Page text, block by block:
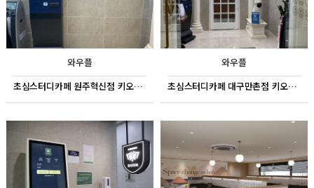
와우플
초심스터디카페 원주혁신점 키오스크
와우플
초심스터디카페 대구만촌점 키오스크